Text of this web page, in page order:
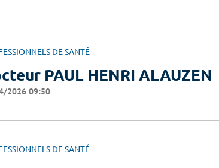
DE SANTÉ
PAUL HENRI ALAUZEN
2026 09:50
DE SANTÉ